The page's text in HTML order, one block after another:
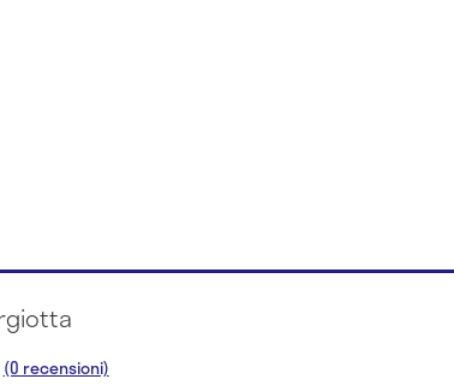
(0 recensioni)